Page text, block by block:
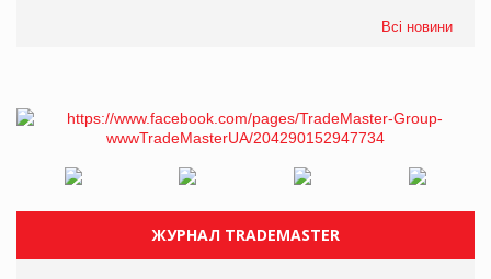
Всі новини
ЖУРНАЛ TRADEMASTER